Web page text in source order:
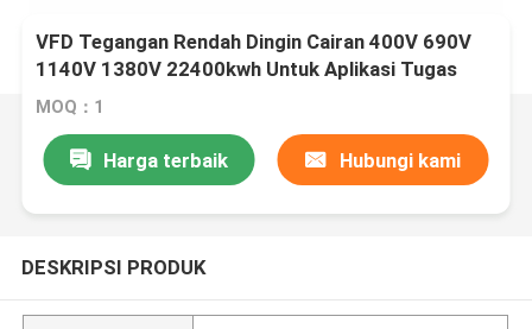
VFD Tegangan Rendah Dingin Cairan 400V 690V
1140V 1380V 22400kwh Untuk Aplikasi Tugas
Berat
MOQ：1
Harga terbaik Hubungi kami
DESKRIPSI PRODUK